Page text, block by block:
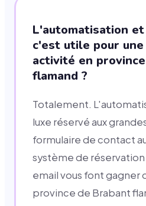
L'automatisation
c'est utile pour
activité en
flamand ?
Totalement.
luxe réservé aux
formulaire de contact
système de
email vous font gagner
province de Brabant